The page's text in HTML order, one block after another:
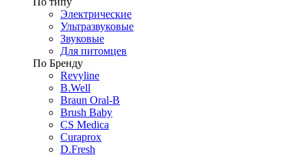
Электрические
Ультразвуковые
Звуковые
Для питомцев
По Бренду
Revyline
B.Well
Braun Oral-B
Brush Baby
CS Medica
Curaprox
D.Fresh